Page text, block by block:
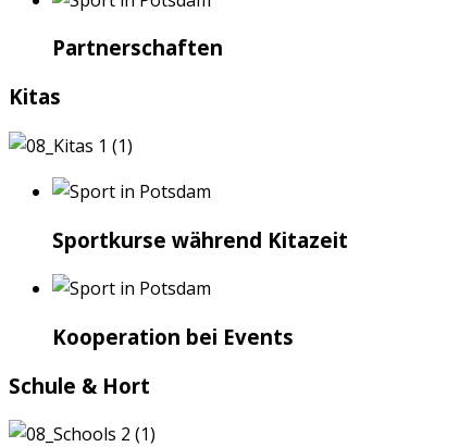
Partnerschaften
Kitas
Sportkurse während Kitazeit
Kooperation bei Events
Schule & Hort